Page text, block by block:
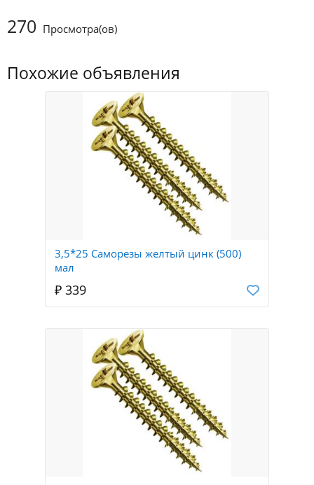
Похожие объявления
3,5*25 Саморезы желтый цинк (500)
мал
₽ 339
270 Просмотра(ов)